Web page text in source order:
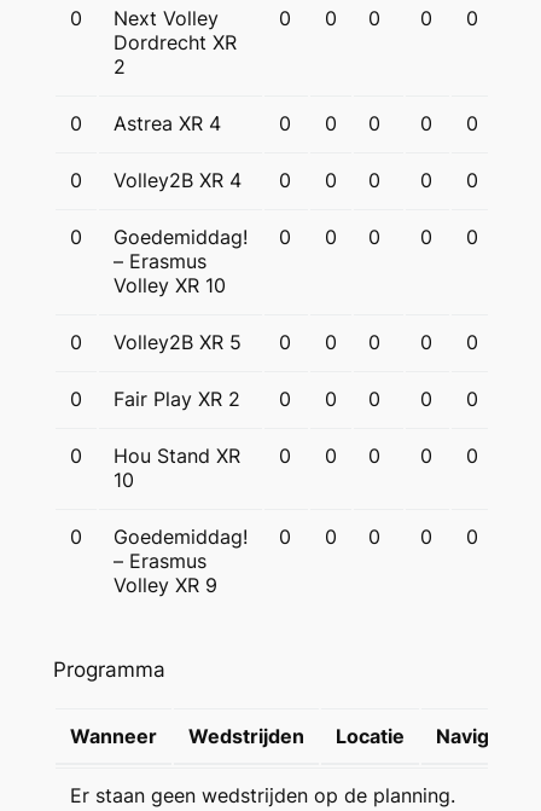
0
Next Volley
Dordrecht XR
2
0 0 0 0 0
0 Astrea XR 4 0 0 0 0 0
0 Volley2B XR 4 0 0 0 0 0
0
Goedemiddag!
– Erasmus
Volley XR 10
0 0 0 0 0
0 Volley2B XR 5 0 0 0 0 0
0 Fair Play XR 2 0 0 0 0 0
0
Hou Stand XR
10
0 0 0 0 0
0
Goedemiddag!
– Erasmus
Volley XR 9
0 0 0 0 0
Programma
Wanneer Wedstrijden Locatie Navigatie
Er staan geen wedstrijden op de planning.